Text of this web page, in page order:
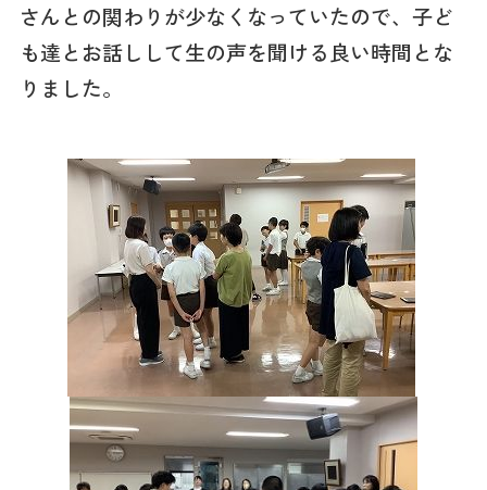
さんとの関わりが少なくなっていたので、子ど
も達とお話しして生の声を聞ける良い時間とな
りました。